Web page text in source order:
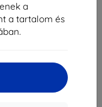
a
a tartalom és
3 591 Ft/db
3 391 Ft/db